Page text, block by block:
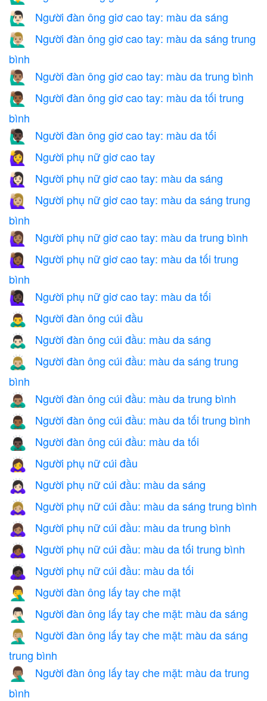
🙋🏻‍♂️ Người đàn ông giơ cao tay: màu da sáng
🙋🏼‍♂️
Người đàn ông giơ cao tay: màu da sáng trung
bình
🙋🏽‍♂️ Người đàn ông giơ cao tay: màu da trung bình
🙋🏾‍♂️
Người đàn ông giơ cao tay: màu da tối trung
bình
🙋🏿‍♂️ Người đàn ông giơ cao tay: màu da tối
🙋‍♀️ Người phụ nữ giơ cao tay
🙋🏻‍♀️ Người phụ nữ giơ cao tay: màu da sáng
🙋🏼‍♀️
Người phụ nữ giơ cao tay: màu da sáng trung
bình
🙋🏽‍♀️ Người phụ nữ giơ cao tay: màu da trung bình
🙋🏾‍♀️
Người phụ nữ giơ cao tay: màu da tối trung
bình
🙋🏿‍♀️ Người phụ nữ giơ cao tay: màu da tối
🙇‍♂️ Người đàn ông cúi đầu
🙇🏻‍♂️ Người đàn ông cúi đầu: màu da sáng
🙇🏼‍♂️
Người đàn ông cúi đầu: màu da sáng trung
bình
🙇🏽‍♂️ Người đàn ông cúi đầu: màu da trung bình
🙇🏾‍♂️ Người đàn ông cúi đầu: màu da tối trung bình
🙇🏿‍♂️ Người đàn ông cúi đầu: màu da tối
🙇‍♀️ Người phụ nữ cúi đầu
🙇🏻‍♀️ Người phụ nữ cúi đầu: màu da sáng
🙇🏼‍♀️ Người phụ nữ cúi đầu: màu da sáng trung bình
🙇🏽‍♀️ Người phụ nữ cúi đầu: màu da trung bình
🙇🏾‍♀️ Người phụ nữ cúi đầu: màu da tối trung bình
🙇🏿‍♀️ Người phụ nữ cúi đầu: màu da tối
🤦‍♂️ Người đàn ông lấy tay che mặt
🤦🏻‍♂️ Người đàn ông lấy tay che mặt: màu da sáng
🤦🏼‍♂️
Người đàn ông lấy tay che mặt: màu da sáng
trung bình
🤦🏽‍♂️
Người đàn ông lấy tay che mặt: màu da trung
bình